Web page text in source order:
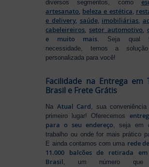
diversos segmentos, como
artesanato, beleza e estética,
e delivery, saúde, imobiliárias,
cabeleireiros, setor automotivo,
e muito mais. Seja qual
necessidade, temos a
personalizada para você!
Facilidade na Entrega em
Brasil e Frete Grátis
Na Atual Card, sua
primeiro lugar! Oferecemos
para o seu endereço, seja em
trabalho ou onde for mais prático
E ainda contamos com uma rede
11.000 balcões de retirada
Brasil, um número que